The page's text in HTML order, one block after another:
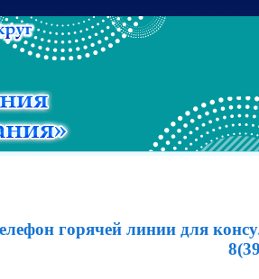
горячей линии для